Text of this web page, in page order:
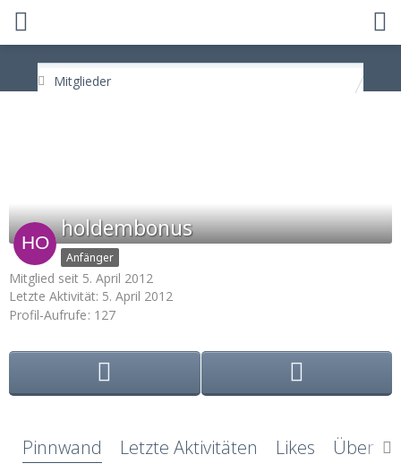
Mitglieder
holdembonus
Anfänger
Mitglied seit 5. April 2012
Letzte Aktivität: 5. April 2012
Profil-Aufrufe 127
Pinnwand Letzte Aktivitäten Likes Über